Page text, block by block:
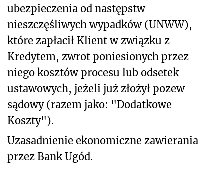
ubezpieczenia od następstw
nieszczęśliwych wypadków (UNWW),
które zapłacił Klient w związku z
Kredytem, zwrot poniesionych przez
niego kosztów procesu lub odsetek
ustawowych, jeżeli już złożył pozew
sądowy (razem jako: "Dodatkowe
Koszty").
Uzasadnienie ekonomiczne zawierania
przez Bank Ugód.